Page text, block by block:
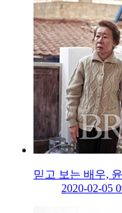
믿고 보는 배우,
2020-02-05